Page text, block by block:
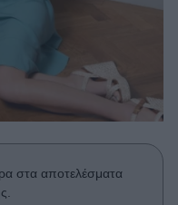
στα αποτελέσματα